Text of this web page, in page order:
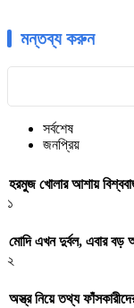
মন্তব্য করুন
সর্বশেষ
জনপ্রিয়
হরমুজ খোলার আশায়
১
মোদি এখন দুর্বল, এবার বড়
২
অস্ত্র নিয়ে তথ্য